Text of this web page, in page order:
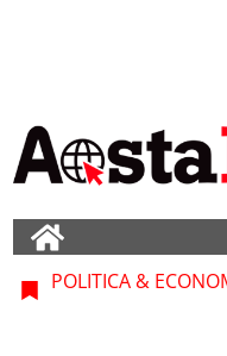
POLITICA &